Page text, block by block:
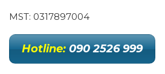
MST: 0317897004
Hotline: 090 2526 999